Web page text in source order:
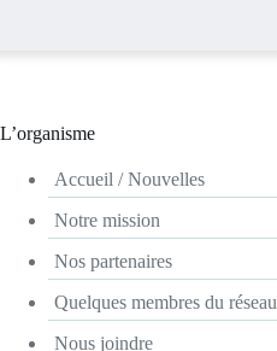
L’organisme
Accueil / Nouvelles
Notre mission
Nos partenaires
Quelques membres du réseau
Nous joindre